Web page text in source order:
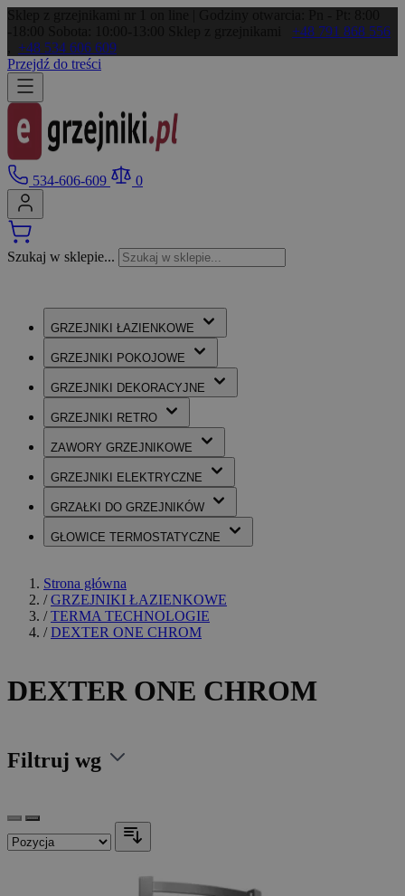
+48 791 868 556
+48 534 606 609
Przejdź do treści
534-606-609 0
Szukaj w sklepie...
GRZEJNIKI ŁAZIENKOWE
GRZEJNIKI POKOJOWE
GRZEJNIKI DEKORACYJNE
GRZEJNIKI RETRO
ZAWORY GRZEJNIKOWE
GRZEJNIKI ELEKTRYCZNE
GRZAŁKI DO GRZEJNIKÓW
GŁOWICE TERMOSTATYCZNE
Strona główna
/ GRZEJNIKI ŁAZIENKOWE
/ TERMA TECHNOLOGIE
/ DEXTER ONE CHROM
DEXTER ONE CHROM
Filtruj wg